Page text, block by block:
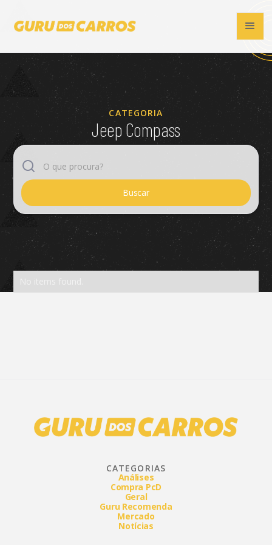
CATEGORIA
Jeep Compass
CATEGORIAS
Análises
Compra PcD
Geral
Guru Recomenda
Mercado
Notícias